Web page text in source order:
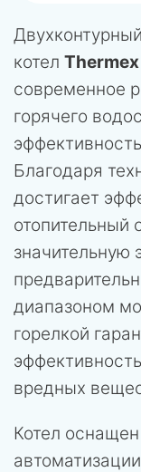
котел Thermex
современное
горячего
Благодаря
достигает
отопительный
значительную
диапазоном
горелкой
вредных
Котел